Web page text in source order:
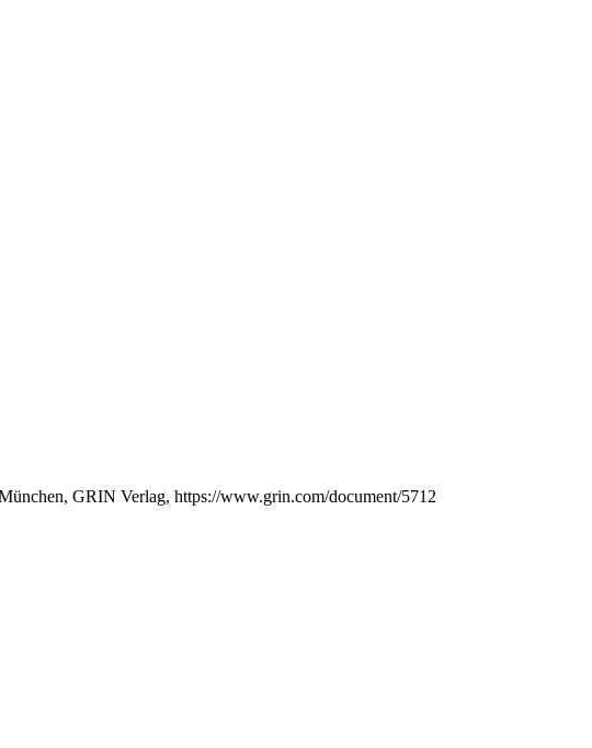
GRIN Verlag, https://www.grin.com/document/5712